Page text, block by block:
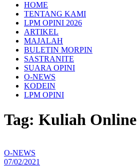
HOME
TENTANG KAMI
LPM OPINI 2026
ARTIKEL
MAJALAH
BULETIN MORPIN
SASTRANITE
SUARA OPINI
O-NEWS
KODEIN
LPM OPINI
Tag: Kuliah Online
O-NEWS
07/02/2021